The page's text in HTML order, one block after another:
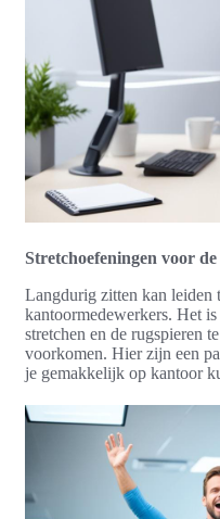
Stretchoefeningen voor
Langdurig zitten kan leiden
kantoormedewerkers. Het
stretchen en de rugspieren
voorkomen. Hier zijn een
je gemakkelijk op kantoor